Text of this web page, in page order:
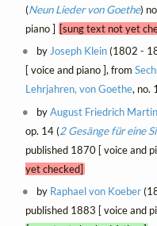
(Neun Lieder von Goethe)
piano ] [sung text not yet
byJoseph Klein(1802 -
[ voice and piano ], from
Lehrjahren, von Goethe, no.
byAugust Friedrich
op. 14 (2 Gesänge für eine
published 1870 [ voice and
yet checked]
by Raphael von Koeber
published 1883 [ voice and